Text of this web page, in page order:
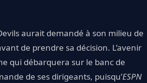
aurait demandé à son milieu de
de prendre sa décision. L’avenir
qui débarquera sur le banc de
de ses dirigeants, puisqu’ESPN